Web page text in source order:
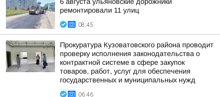
ремонтировали 11 улиц
08:45
Прокуратура Кузоватовского района проводит
проверку исполнения законодательства о
контрактной системе в сфере закупок
товаров, работ, услуг для обеспечения
государственных и муниципальных нужд
06:46